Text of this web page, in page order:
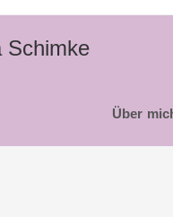
Schimke
Über